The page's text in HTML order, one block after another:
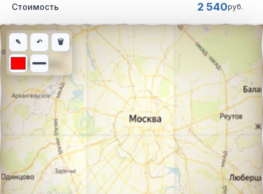
Стоимость 2 540руб.
Интерактивная карта автомобильного маршрута из города
✎ ↶ 🗑